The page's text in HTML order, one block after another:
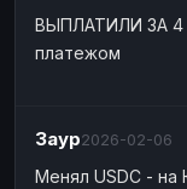
ВЫПЛАТИЛИ ЗА 4
платежом
Заур2026-02-06
Менял USDC -